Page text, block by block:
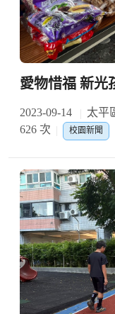
愛物惜福 新光
2023-09-14 太平
626 次
校園新聞